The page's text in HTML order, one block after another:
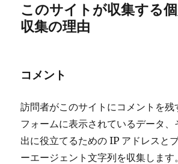
このサイトが収集する
収集の理由
コメント
訪問者がこのサイトにコメントを残
フォームに表示されているデータ、
出に役立てるための IP アドレスと
ーエージェント文字列を収集します。